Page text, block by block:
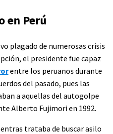
en Perú
plagado de numerosas crisis
el presidente fue capaz
entre los peruanos durante
del pasado, pues las
a aquellas del autogolpe
Alberto Fujimori en 1992.
trataba de buscar asilo